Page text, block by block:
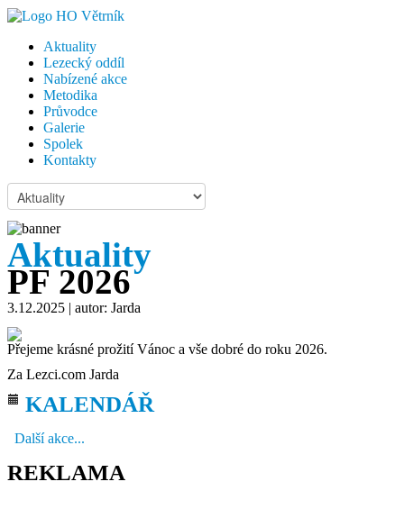
Aktuality
Lezecký oddíl
Nabízené akce
Metodika
Průvodce
Galerie
Spolek
Kontakty
Aktuality
PF 2026
3.12.2025 | autor: Jarda
Přejeme krásné prožití Vánoc a vše dobré do roku 2026.
Za Lezci.com Jarda
KALENDÁŘ
Další akce...
REKLAMA